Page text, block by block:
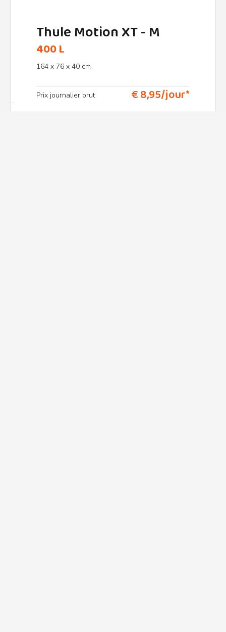
Thule Motion XT - M
400 L
164 x 76 x 40 cm
Prix ​​journalier brut € 8,95/jour*